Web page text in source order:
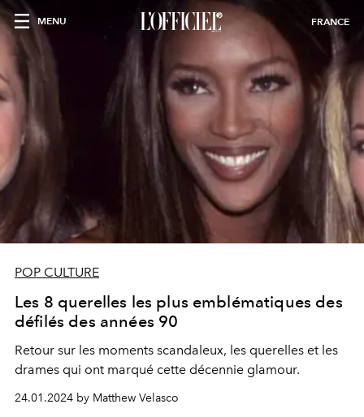
MENU FRANCE
POP CULTURE
Les 8 querelles les plus emblématiques des
défilés des années 90
Retour sur les moments scandaleux, les querelles et les
drames qui ont marqué cette décennie glamour.
24.01.2024 by Matthew Velasco